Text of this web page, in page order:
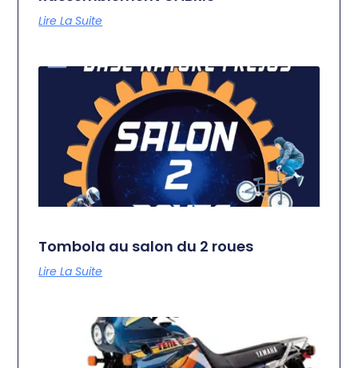
Lire La Suite
Tombola au salon du 2 roues
Lire La Suite